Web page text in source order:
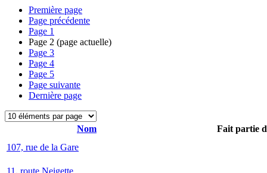
Première page
Page précédente
Page 1
Page 2 (page actuelle)
Page 3
Page 4
Page 5
Page suivante
Dernière page
Nom
Fait partie
107, rue de la Gare
11, route Neigette